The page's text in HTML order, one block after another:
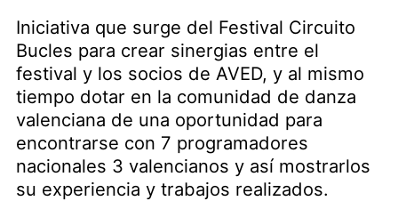
Iniciativa que surge del Festival Circuito
Bucles para crear sinergias entre el
festival y los socios de AVED, y al mismo
tiempo dotar en la comunidad de danza
valenciana de una oportunidad para
encontrarse con 7 programadores
nacionales 3 valencianos y así mostrarlos
su experiencia y trabajos realizados.